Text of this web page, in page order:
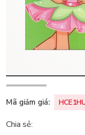
Mã giảm giá:
Chia sẻ: